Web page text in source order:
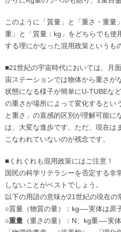
このように「質量」と「重さ・重量
重」と「質量：kg」をどちらでも使
する理にかなった混用政策というも
■21世紀の宇宙時代においては、月
宙ステーションでは物体から重さが
状態になる様子が簡単にU-TUBEな
の重さが場所によって変化するとい
と重さ」の直感的区別が理解可能に
は、大変な進歩です。ただ、現在は
こなわれていないのが残念です。
■くれぐれも混用政策にはご注意！
国民の科学リテラシーを否定する非
しないことがベストでしょう。
以下の用語の意味が21世紀の現在の
○質量（物質の量）：kg—-実体は原
○重量 （重さの量）：N、kg重—-実